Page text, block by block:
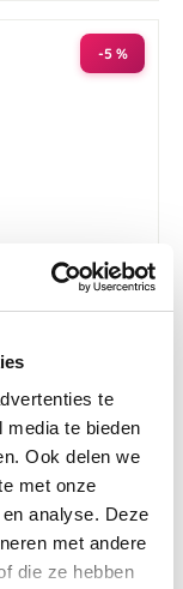
te
te bieden
Ook delen we
met onze
analyse. Deze
met andere
die ze hebben
-5 %
250ml